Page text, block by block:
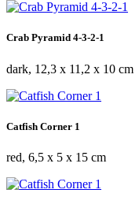
Crab Pyramid 4-3-2-1
dark, 12,3 x 11,2 x 10 cm
Catfish Corner 1
red, 6,5 x 5 x 15 cm